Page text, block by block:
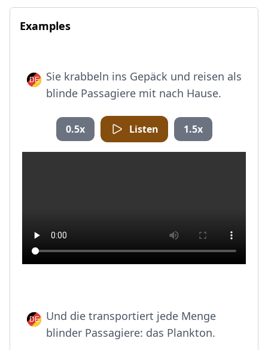
Examples
Sie krabbeln ins Gepäck und reisen als
blinde Passagiere mit nach Hause.
0.5x Listen 1.5x
Und die transportiert jede Menge
blinder Passagiere: das Plankton.